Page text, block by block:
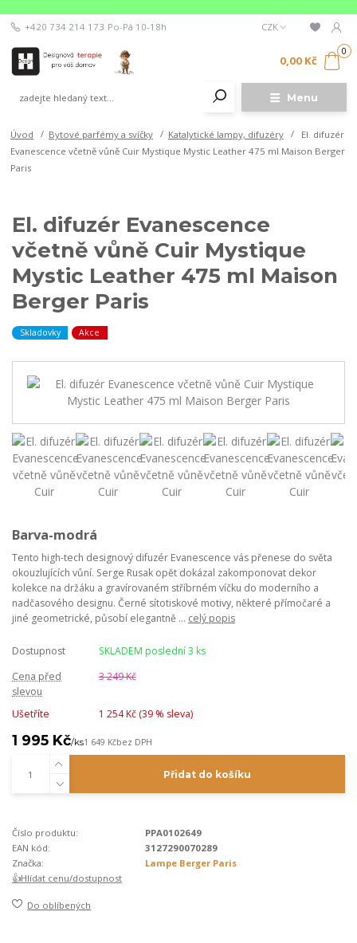
Menu
CZK
+420 734 214 173 Po-Pá 10-18h
0
0,00 Kč
Úvod Bytové parfémy a svíčky Katalytické lampy, difuzéry
El. difuzér
Evanescence včetně vůně Cuir Mystique Mystic Leather 475 ml Maison Berger
Paris
El. difuzér Evanescence
včetně vůně Cuir Mystique
Mystic Leather 475 ml Maison
Berger Paris
Skladovky Akce
Barva-modrá
Tento high-tech designový difuzér Evanescence vás přenese do světa
okouzlujících vůní. Serge Rusak opět dokázal zakomponovat dekor
kolekce na držáku a gravírovaném stříbrném víčku do moderního a
nadčasového designu. Černé sítotiskové motivy, některé přímočaré a
jiné geometrické, působí elegantně ... celý popis
Dostupnost
SKLADEM poslední 3 ks
Cena před
slevou
3 249 Kč
Ušetříte 1 254 Kč (39% sleva)
1 995 Kč/ks1 649 Kčbez DPH
Přidat do košíku
Číslo produktu:
PPA0102649
EAN kód:
3127290070289
Značka:
Lampe Berger Paris
👍Hlídat cenu/dostupnost
Do oblíbených